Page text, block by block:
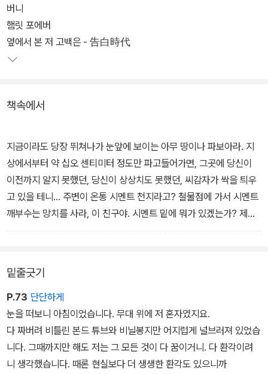
름 석 자밖에 쓸 줄 모르는 청년('백미러 사나이'), 민통선 근처서 감자
밭 가꾸기에만 여념이 없는 순박한 아낙('발밑으로 사라진 사람들')
등 사회 주변부에 놓인, 교양이란 눈 씻고 찾아볼 수 없는 '막돼먹은'
사람들의 삶이 주를 이룬다.
아 '닦고 조이고 기름을 쳐서' 빚어내는 재주가 눈에 띈다. 작가의 '삐
한 웃음 끝에 씁쓸함을 느끼게 하는-오랜만에 눈에 띄는 신인작가의
데뷔작이다.
버니
햄릿 포에버
옆에서 본 저 고백은 - 告白時代
책속에서
지금이라도 당장 뛰쳐나가 눈앞에 보이는 아무 땅이나 파보아라. 지
상에서부터 약 십오 센티미터 정도만 파고들어가면, 그곳에 당신이
이전까지 알지 못했던, 당신이 상상치도 못했던, 씨감자가 싹을 틔우
고 있을 테니... 주변이 온통 시멘트 천지라고? 철물점에 가서 시멘트
깨부수는 망치를 사라, 이 친구야. 시멘트 밑에 뭐가 있겠는가? 제발
상상 좀 하고 살아라.
밑줄긋기
P.73 단단하게
눈을 떠보니 아침이었습니다. 무대 위에 저 혼자였지요.
다 짜버려 비틀린 본드 튜브와 비닐봉지만 어지럽게 널브러져 있었습
니다. 그때까지만 해도 저는 그 모든 것이 다 꿈이거니. 다 환각이려
니 생각했습니다. 때론 현실보다 더 생생한 환각도 있으니까